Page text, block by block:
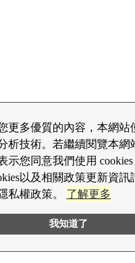
更多優質的內容，本網站
析技術。若繼續閱覽本網
示您同意我們使用
以及相關政策更新資訊
私權政策。 了解更多
我知道了